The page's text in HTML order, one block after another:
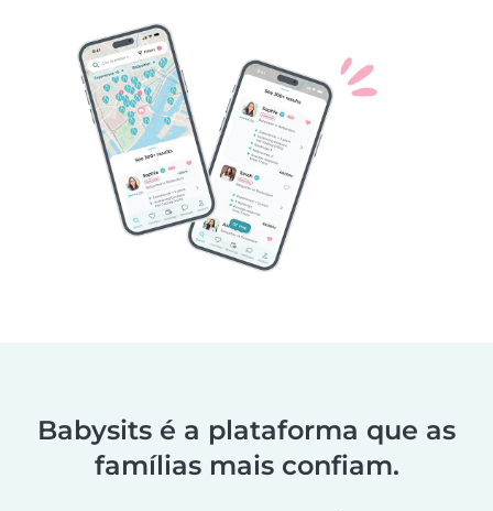
Babysits é a plataforma que as
famílias mais confiam.